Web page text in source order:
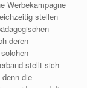
Werbekampagne
stellen
deren
stellt sich
die